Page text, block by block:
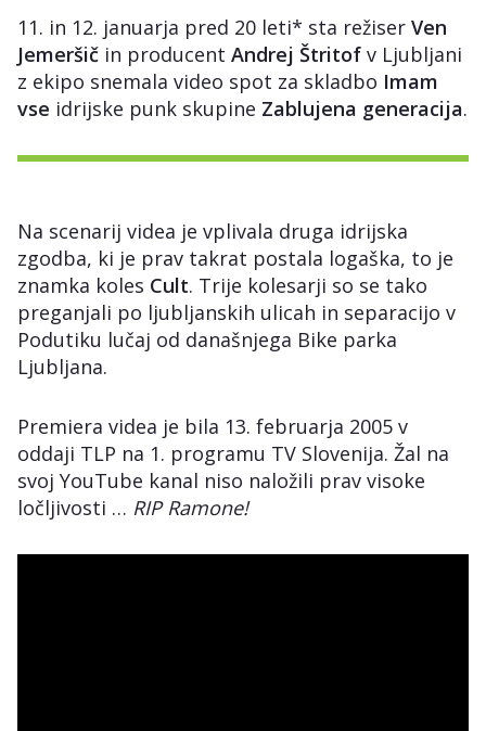
11. in 12. januarja pred 20 leti* sta režiser Ven
Jemeršič in producent Andrej Štritof v Ljubljani
z ekipo snemala video spot za skladbo Imam
vse idrijske punk skupine Zablujena generacija.
Na scenarij videa je vplivala druga idrijska
zgodba, ki je prav takrat postala logaška, to je
znamka koles Cult. Trije kolesarji so se tako
preganjali po ljubljanskih ulicah in separacijo v
Podutiku lučaj od današnjega Bike parka
Ljubljana.
Premiera videa je bila 13. februarja 2005 v
oddaji TLP na 1. programu TV Slovenija. Žal na
svoj YouTube kanal niso naložili prav visoke
ločljivosti … RIP Ramone!